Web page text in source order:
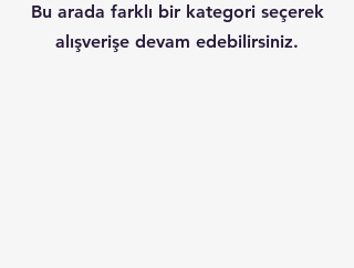
Bu arada farklı bir kategori seçerek
alışverişe devam edebilirsiniz.